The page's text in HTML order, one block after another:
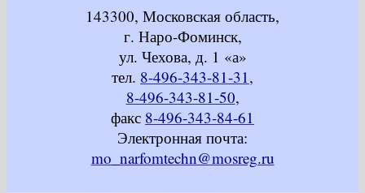
143300, Московская область,
г. Наро-Фоминск,
ул. Чехова, д. 1 «а»
тел. 8-496-343-81-31,
8-496-343-81-50,
факс 8-496-343-84-61
Электронная почта:
mo_narfomtechn@mosreg.ru